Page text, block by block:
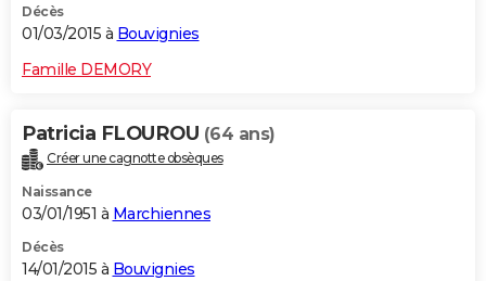
Décès
01/03/2015 à Bouvignies
Famille DEMORY
Patricia FLOUROU (64 ans)
Créer une cagnotte obsèques
Naissance
03/01/1951 à Marchiennes
Décès
14/01/2015 à Bouvignies